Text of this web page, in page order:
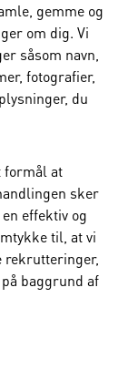
gemme og
om dig. Vi
såsom navn,
fotografier,
du
formål at
sker
effektiv og
til, at vi
rekrutteringer,
baggrund af